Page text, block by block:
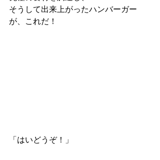
そうして出来上がったハンバーガー
が、これだ！
「はいどうぞ！」